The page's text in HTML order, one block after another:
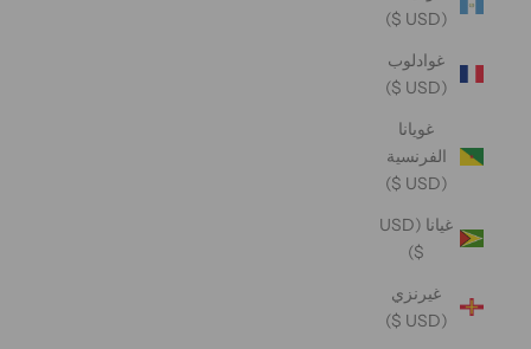
(USD $)
غوادلوب
(USD $)
غويانا
الفرنسية
(USD $)
غيانا (USD
$)
غيرنزي
(USD $)